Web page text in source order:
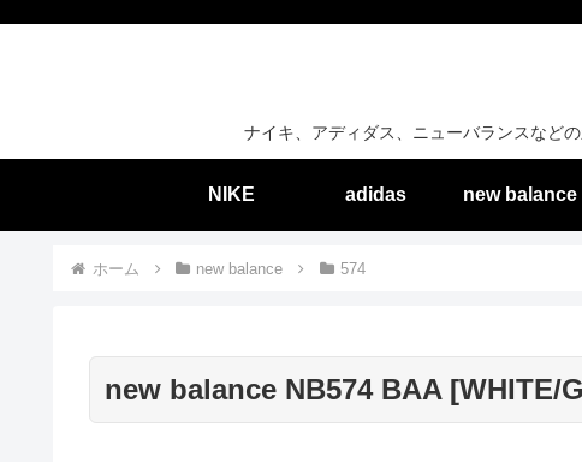
ナイキ、アディダス、ニューバランスなど
NIKE adidas new balance
ホーム new balance 574
new balance NB574 BAA [WHITE/